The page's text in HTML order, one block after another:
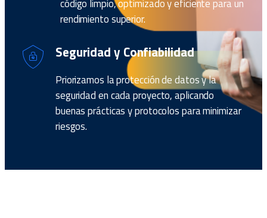
código limpio, optimizado y eficiente para un
rendimiento superior.
Seguridad y Confiabilidad
Priorizamos la protección de datos y la
seguridad en cada proyecto, aplicando
buenas prácticas y protocolos para minimizar
riesgos.